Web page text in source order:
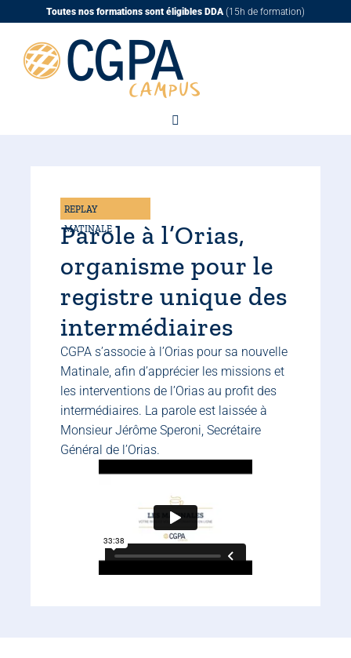
Toutes nos formations sont éligibles DDA (15h de formation)
REPLAY
MATINALE
Parole à l’Orias,
organisme pour le
registre unique des
intermédiaires
CGPA s’associe à l’Orias pour sa nouvelle
Matinale, afin d’apprécier les missions et
les interventions de l’Orias au profit des
intermédiaires. La parole est laissée à
Monsieur Jérôme Speroni, Secrétaire
Général de l’Orias.